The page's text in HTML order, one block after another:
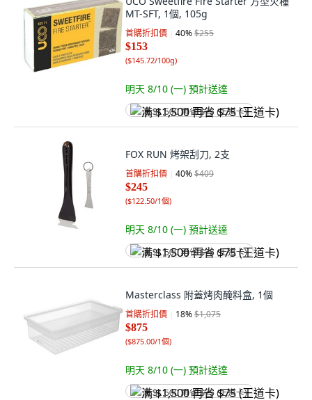
MT-SFT, 1個, 105g
首購折扣價 40%$255
$153
($145.72/100g)
明天 8/10 (一) 預計送達
满 $1,500 再省 $75 (王道卡)
FOX RUN 烤架刮刀, 2支
首購折扣價 40%$409
$245
($122.50/1個)
明天 8/10 (一) 預計送達
满 $1,500 再省 $75 (王道卡)
Masterclass 附蓋烤肉醃料盒, 1個
首購折扣價 18%$1,075
$875
($875.00/1個)
明天 8/10 (一) 預計送達
满 $1,500 再省 $75 (王道卡)